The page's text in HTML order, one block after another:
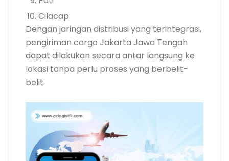
Cilacap
Dengan jaringan distribusi yang terintegrasi,
pengiriman cargo Jakarta Jawa Tengah
dapat dilakukan secara antar langsung ke
lokasi tanpa perlu proses yang berbelit-
belit.